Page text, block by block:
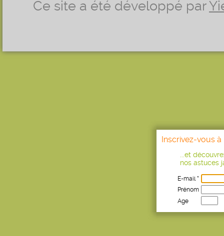
Ce site a été développé par
Inscrivez-vous
...et
nos astuces
E-mail *
Prénom
Age